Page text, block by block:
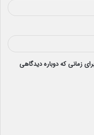
زمانی که دوباره دیدگاهی